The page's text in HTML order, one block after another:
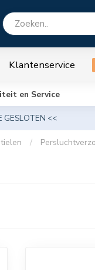
Klantenservice
en Service
GESLOTEN <<
/